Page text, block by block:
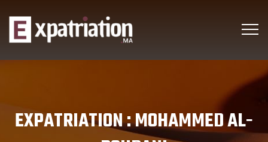
EXPATRIATION :MOHAMMED AL-